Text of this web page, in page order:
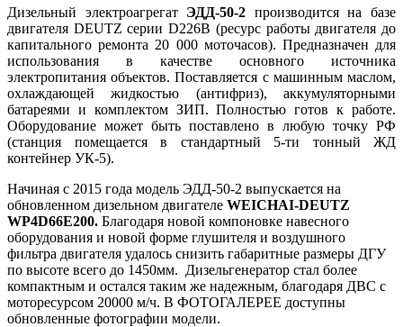
Дизельный электроагрегат ЭДД-50-2 производится на базе
двигателя DEUTZ серии D226B (ресурс работы двигателя до
капитального ремонта 20 000 моточасов). Предназначен для
использования в качестве основного источника
электропитания объектов. Поставляется с машинным маслом,
охлаждающей жидкостью (антифриз), аккумуляторными
батареями и комплектом ЗИП. Полностью готов к работе.
Оборудование может быть поставлено в любую точку РФ
(станция помещается в стандартный 5-ти тонный ЖД
контейнер УК-5).
Начиная с 2015 года модель ЭДД-50-2 выпускается на
обновленном дизельном двигателе WEICHAI-DEUTZ
WP4D66E200. Благодаря новой компоновке навесного
оборудования и новой форме глушителя и воздушного
фильтра двигателя удалось снизить габаритные размеры ДГУ
по высоте всего до 1450мм. Дизельгенератор стал более
компактным и остался таким же надежным, благодаря ДВС с
моторесурсом 20000 м/ч. В ФОТОГАЛЕРЕЕ доступны
обновленные фотографии модели.